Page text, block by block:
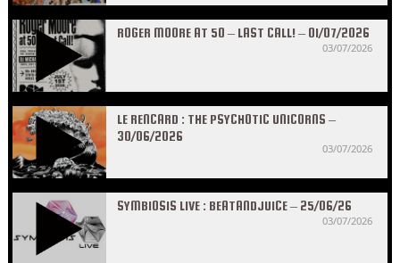
ROGER MOORE AT 50 – LAST CALL! – 01/07/2026
03/07/2026
LE RENCARD : THE PSYCHOTIC UNICORNS –
30/06/2026
03/07/2026
SYMBIOSIS LIVE : BEATANDJUICE – 25/06/26
03/07/2026